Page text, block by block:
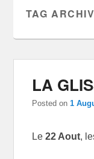
TAG
LA
Posted on1
Le22 Aout,